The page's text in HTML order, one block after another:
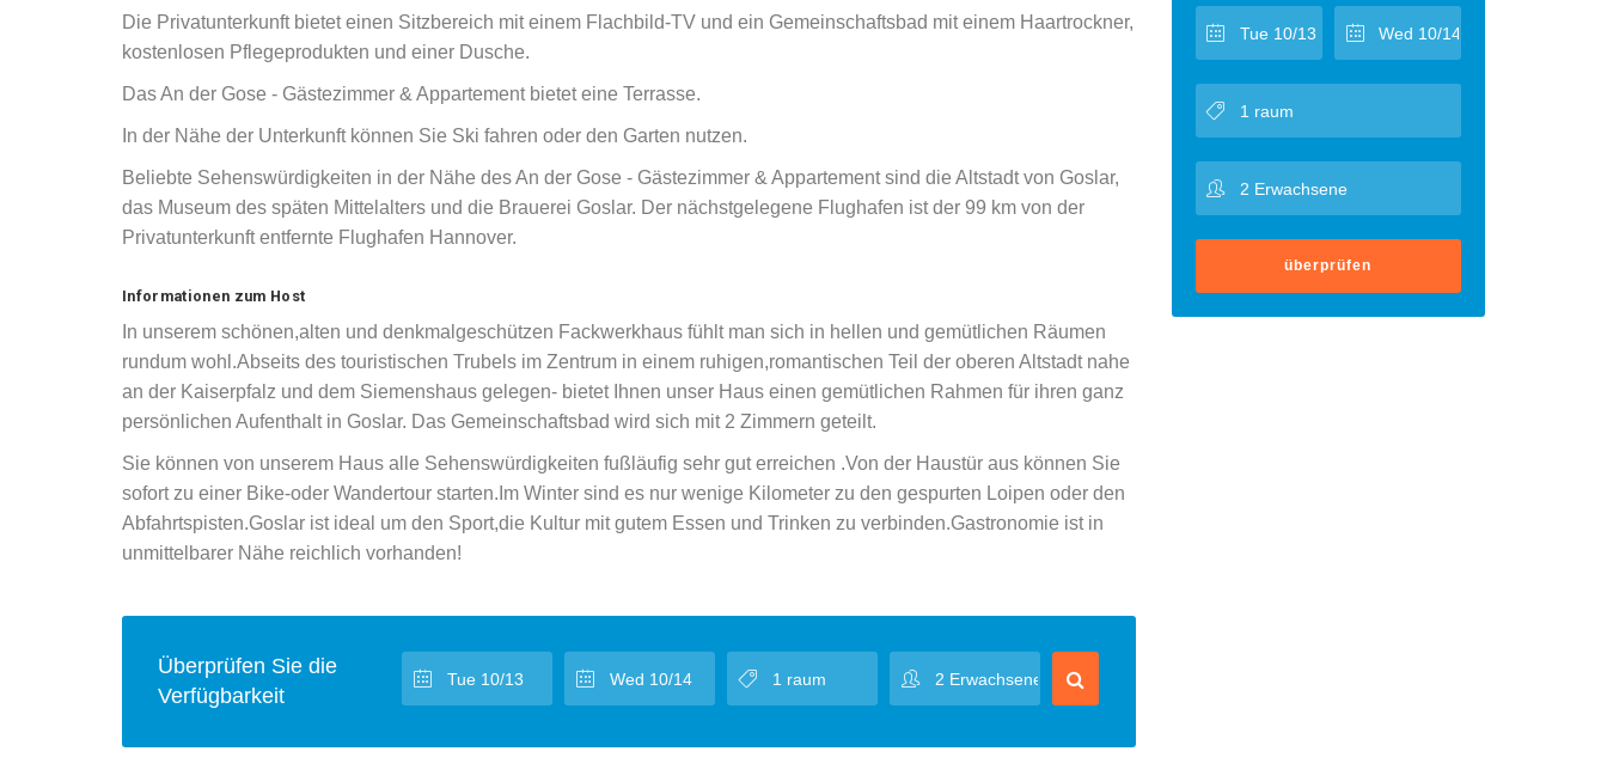
überprüfen
Die Privatunterkunft bietet einen Sitzbereich mit einem Flachbild-TV und ein Gemeinschaftsbad mit einem Haartrockner,
kostenlosen Pflegeprodukten und einer Dusche.
Das An der Gose - Gästezimmer & Appartement bietet eine Terrasse.
In der Nähe der Unterkunft können Sie Ski fahren oder den Garten nutzen.
Beliebte Sehenswürdigkeiten in der Nähe des An der Gose - Gästezimmer & Appartement sind die Altstadt von Goslar,
das Museum des späten Mittelalters und die Brauerei Goslar. Der nächstgelegene Flughafen ist der 99 km von der
Privatunterkunft entfernte Flughafen Hannover.
Informationen zum Host
In unserem schönen,alten und denkmalgeschützen Fackwerkhaus fühlt man sich in hellen und gemütlichen Räumen
rundum wohl.Abseits des touristischen Trubels im Zentrum in einem ruhigen,romantischen Teil der oberen Altstadt nahe
an der Kaiserpfalz und dem Siemenshaus gelegen- bietet Ihnen unser Haus einen gemütlichen Rahmen für ihren ganz
persönlichen Aufenthalt in Goslar. Das Gemeinschaftsbad wird sich mit 2 Zimmern geteilt.
Sie können von unserem Haus alle Sehenswürdigkeiten fußläufig sehr gut erreichen .Von der Haustür aus können Sie
sofort zu einer Bike-oder Wandertour starten.Im Winter sind es nur wenige Kilometer zu den gespurten Loipen oder den
Abfahrtspisten.Goslar ist ideal um den Sport,die Kultur mit gutem Essen und Trinken zu verbinden.Gastronomie ist in
unmittelbarer Nähe reichlich vorhanden!
Überprüfen Sie die
Verfügbarkeit